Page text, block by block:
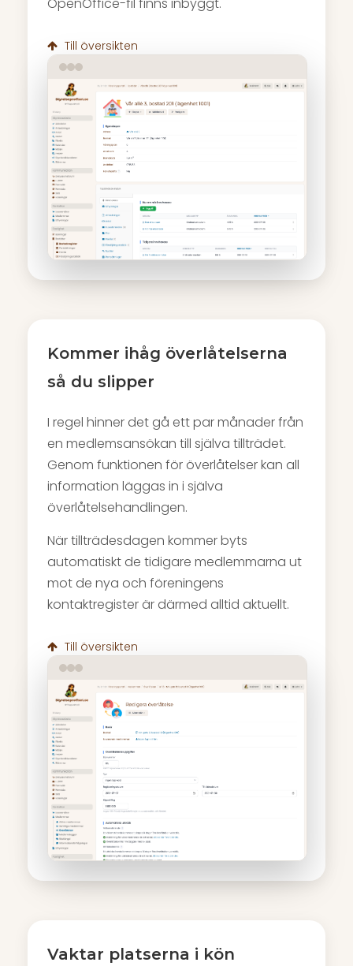
OpenOffice-fil finns inbyggt.
Till översikten
Kommer ihåg överlåtelserna
så du slipper
I regel hinner det gå ett par månader från
en medlemsansökan till själva tillträdet.
Genom funktionen för överlåtelser kan all
information läggas in i själva
överlåtelsehandlingen.
När tillträdesdagen kommer byts
automatiskt de tidigare medlemmarna ut
mot de nya och föreningens
kontaktregister är därmed alltid aktuellt.
Till översikten
Vaktar platserna i kön